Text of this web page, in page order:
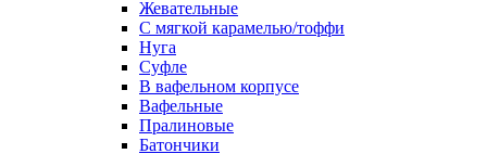
Жевательные
С мягкой карамелью/тоффи
Нуга
Суфле
В вафельном корпусе
Вафельные
Пралиновые
Батончики